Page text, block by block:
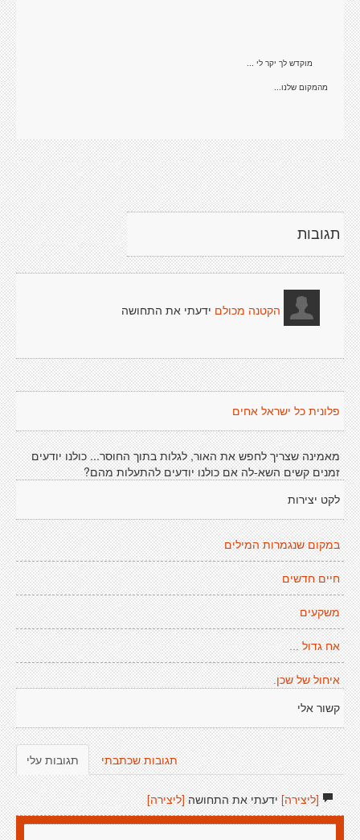
מהמקום שלנו...
תגובות
הקטנה מכולם ידעתי את התחושה
פלונית כל ישראל אחים
מאמינה שצריך לחפש את האור, לגלות בתוך החוסר... כולנו יודעים
זמנים קשים השא-לה אם כולנו יודעים להתעלות מהם?
לקט יצירות
במקום שנגמרות המילים
חיים חדשים
משקעים
אח גדול ...
איחול של שכן.
קשור אלי
תגובות עלי תגובות שכתבתי
[ליצירה]ידעתי את התחושה[ליצירה]